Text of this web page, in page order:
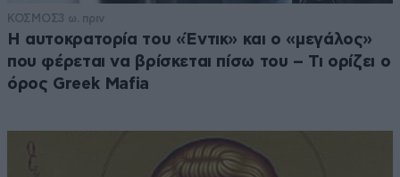
ΚΟΣΜΟΣ3 ω. πριν
Η αυτοκρατορία του «Έντικ» και ο «μεγάλος»
που φέρεται να βρίσκεται πίσω του – Τι ορίζει ο
όρος Greek Mafia